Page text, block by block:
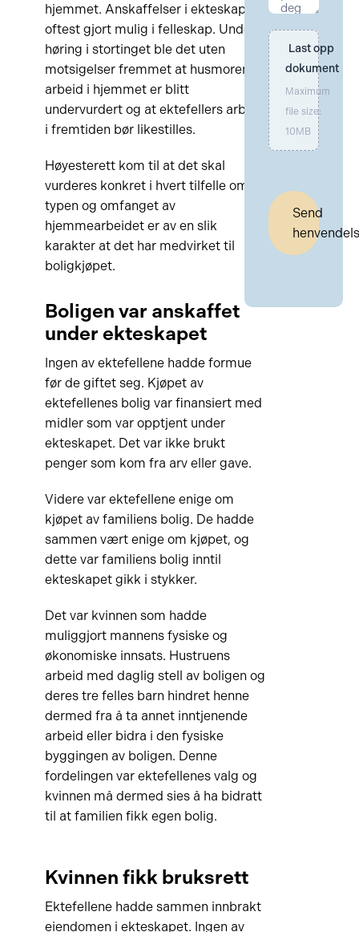
hjemmet. Anskaffelser i ekteskap er
oftest gjort mulig i felleskap. Under
høring i stortinget ble det uten
motsigelser fremmet at husmorens
arbeid i hjemmet er blitt
undervurdert og at ektefellers arbeid
i fremtiden bør likestilles.
Høyesterett kom til at det skal
vurderes konkret i hvert tilfelle om
typen og omfanget av
hjemmearbeidet er av en slik
karakter at det har medvirket til
boligkjøpet.
Boligen var anskaffet
under ekteskapet
Ingen av ektefellene hadde formue
før de giftet seg. Kjøpet av
ektefellenes bolig var finansiert med
midler som var opptjent under
ekteskapet. Det var ikke brukt
penger som kom fra arv eller gave.
Videre var ektefellene enige om
kjøpet av familiens bolig. De hadde
sammen vært enige om kjøpet, og
dette var familiens bolig inntil
ekteskapet gikk i stykker.
Det var kvinnen som hadde
muliggjort mannens fysiske og
økonomiske innsats. Hustruens
arbeid med daglig stell av boligen og
deres tre felles barn hindret henne
dermed fra å ta annet inntjenende
arbeid eller bidra i den fysiske
byggingen av boligen. Denne
fordelingen var ektefellenes valg og
kvinnen må dermed sies å ha bidratt
til at familien fikk egen bolig.
Kvinnen fikk bruksrett
Ektefellene hadde sammen innbrakt
eiendomen i ekteskapet. Ingen av
Last opp
dokument
Maximum
file size:
10MB
Send